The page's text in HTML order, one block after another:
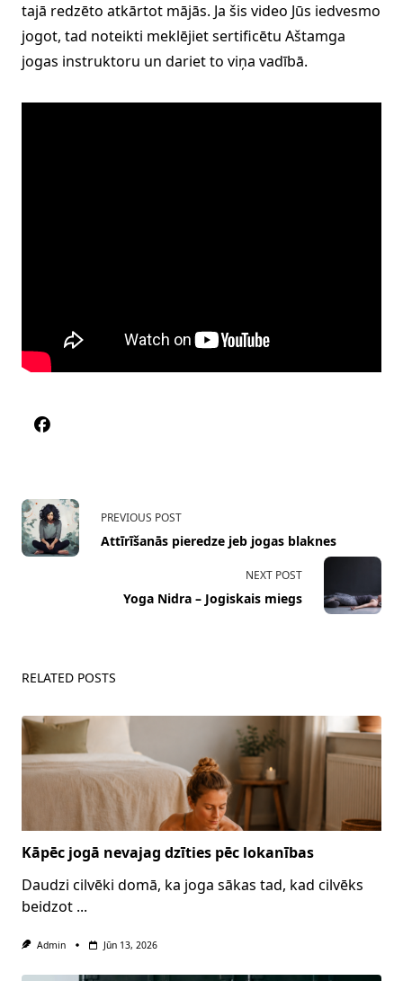
tajā redzēto atkārtot mājās. Ja šis video Jūs iedvesmo
jogot, tad noteikti meklējiet sertificētu Aštamga
jogas instruktoru un dariet to viņa vadībā.
<span
class="nav-
subtitle
PREVIOUS POST
Attīrīšanās pieredze jeb jogas blaknes
NEXT POST
Yoga Nidra – Jogiskais miegs
RELATED POSTS
Kāpēc jogā nevajag dzīties pēc lokanības
Daudzi cilvēki domā, ka joga sākas tad, kad cilvēks
beidzot ...
Admin Jūn 13, 2026